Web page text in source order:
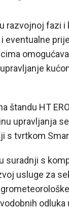
razvojnoj fazi
eventualne
štandu HT
upravljanja
s tvrtkom
suradnji s
usluge za